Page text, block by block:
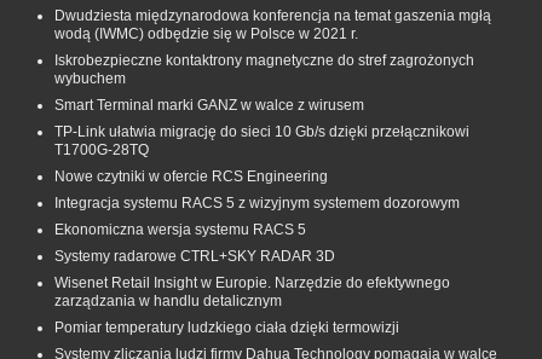
Dwudziesta międzynarodowa konferencja na temat gaszenia mgłą
wodą (IWMC) odbędzie się w Polsce w 2021 r.
Iskrobezpieczne kontaktrony magnetyczne do stref zagrożonych
wybuchem
Smart Terminal marki GANZ w walce z wirusem
TP-Link ułatwia migrację do sieci 10 Gb/s dzięki przełącznikowi
T1700G‑28TQ
Nowe czytniki w ofercie RCS Engineering
Integracja systemu RACS 5 z wizyjnym systemem dozorowym
Ekonomiczna wersja systemu RACS 5
Systemy radarowe CTRL+SKY RADAR 3D
Wisenet Retail Insight w Europie. Narzędzie do efektywnego
zarządzania w handlu detalicznym
Pomiar temperatury ludzkiego ciała dzięki termowizji
Systemy zliczania ludzi firmy Dahua Technology pomagają w walce